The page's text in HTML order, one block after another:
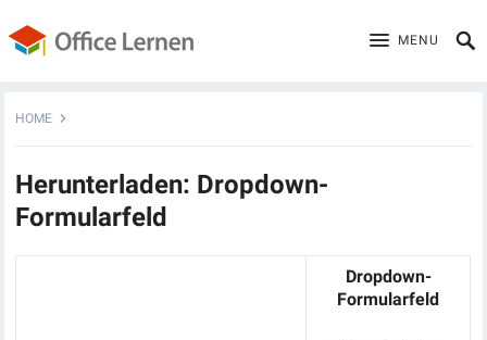
MENU
HOME
Herunterladen: Dropdown-
Formularfeld
Dropdown-
Formularfeld